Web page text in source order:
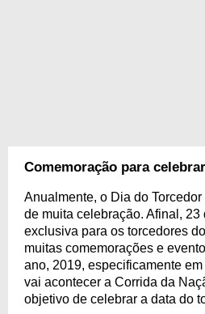
Comemoração para
Anualmente, o Dia do
de muita celebração. Afinal, 23
exclusiva para os torcedores
muitas comemorações e
ano, 2019, especificamente
vai acontecer a Corrida da
objetivo de celebrar a data do